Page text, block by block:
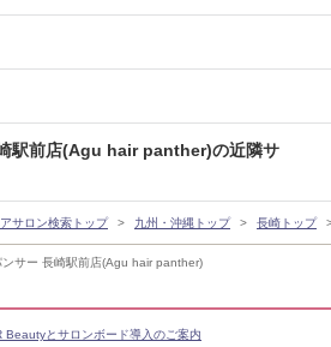
ンサー 長崎駅前店(Agu hair panther)
駅前店(Agu hair panther)の近隣サ
サロン検索トップ 九州・沖縄トップ 長崎トップ
Beautyとサロンボード導入のご案内